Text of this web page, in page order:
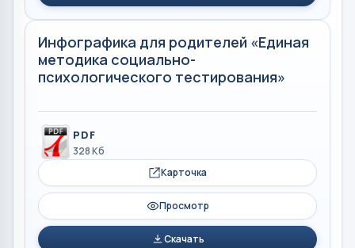
Инфографика для родителей «Единая
методика социально-
психологического тестирования»
PDF
328 Кб
Карточка
Просмотр
Скачать